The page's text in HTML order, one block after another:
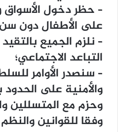
– ﺣﻈﺮ ﺩﺧﻮﻝ ﺍﻷﺳﻮﺍﻕ
ﻋﻠﻰ ﺍﻷﻃﻔﺎﻝ ﺩﻭﻥ ﺳﻦ 12 ؛
– ﻧﻠﺰﻡ ﺍﻟﺠﻤﻴﻊ
ﺍﻟﺘﺒﺎﻋﺪ ﺍﻻﺟﺘﻤﺎﻋﻲ؛
– ﺳﻨﺼﺪﺭ ﺍﻷﻭﺍﻣﺮ
ﻭﺍﻷﻣﻨﻴﺔ ﻋﻠﻰ ﺍﻟﺤﺪﻭﺩ
ﻭﺣﺰﻡ ﻣﻊ ﺍﻟﻤﺘﺴﻠﻠﻴﻦ
ﻭﻓﻘﺎ ﻟﻠﻘﻮﺍﻧﻴﻦ